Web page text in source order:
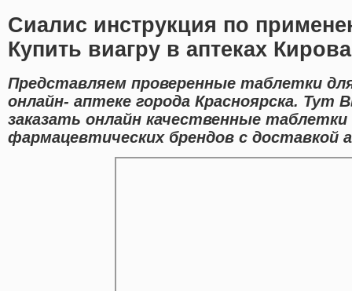
Сиалис инструкция по
Купить виагру в аптеках Кирова
Представляем проверенные таблетки
онлайн- аптеке города Красноярска.
заказать онлайн качественные
фармацевтических брендов с доставкой